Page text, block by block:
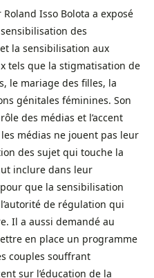
Isso Bolota a exposé
des
la sensibilisation aux
tels que la stigmatisation de
le mariage des filles, la
génitales féminines. Son
des médias et l’accent
médias ne jouent pas leur
des sujet qui touche la
inclure dans leur
que la sensibilisation
de régulation qui
Il a aussi demandé au
en place un programme
couples souffrant
sur l’éducation de la